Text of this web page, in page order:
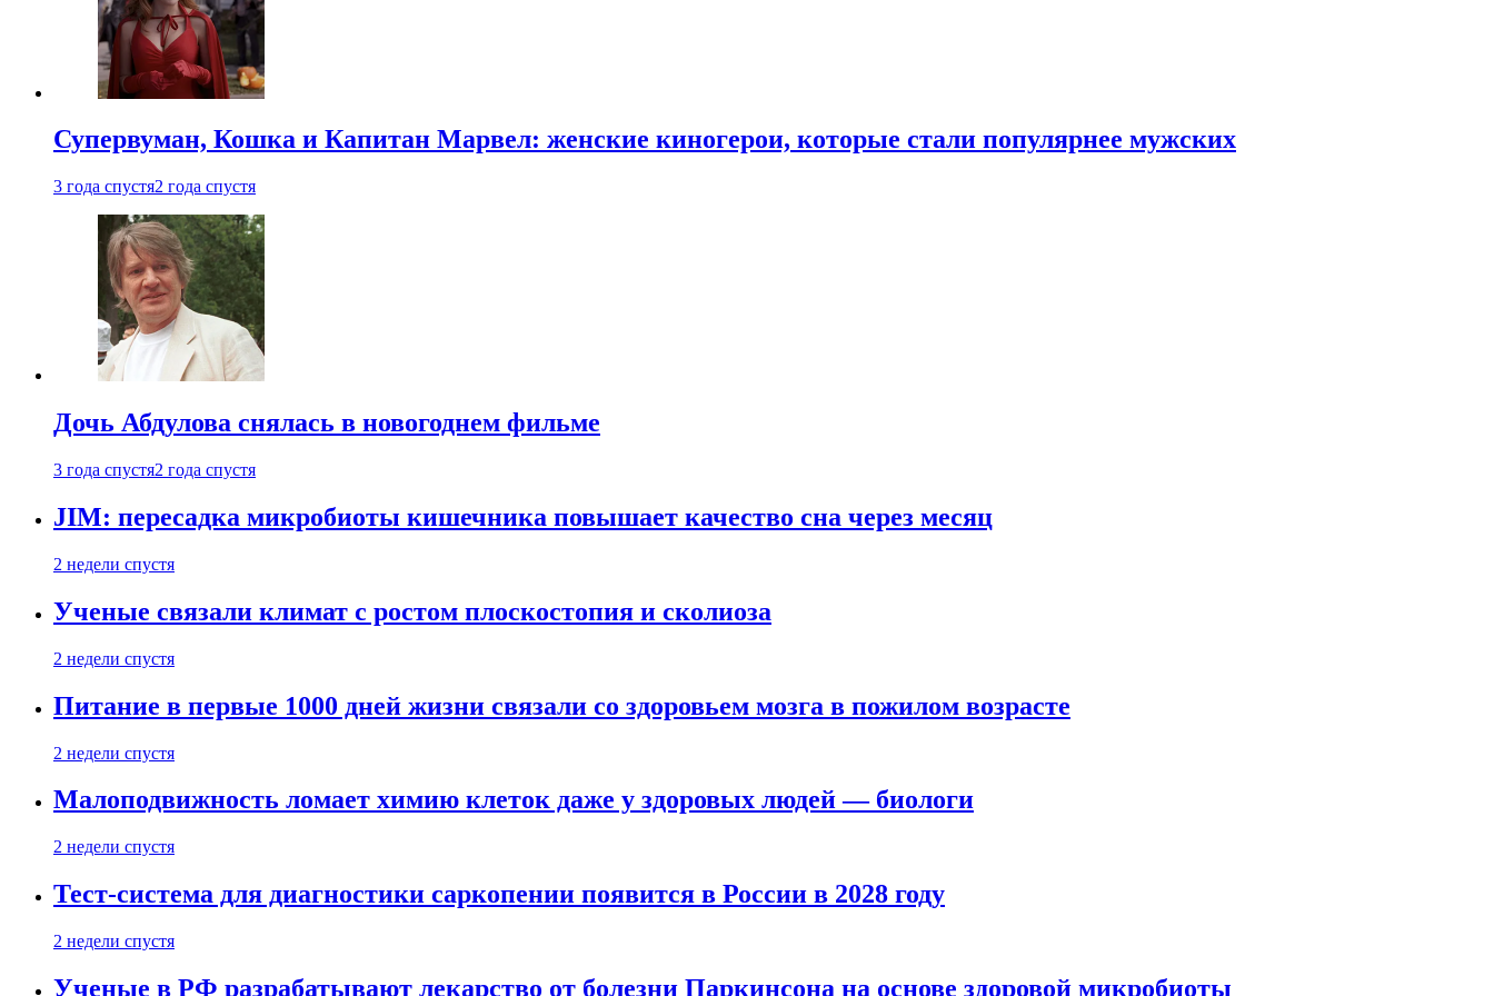
Супервуман, Кошка и Капитан Марвел: женские киногерои, которые стали популярнее мужских
3 года спустя2 года спустя
Дочь Абдулова снялась в новогоднем фильме
3 года спустя2 года спустя
JIM: пересадка микробиоты кишечника повышает качество сна через месяц
2 недели спустя
Ученые связали климат с ростом плоскостопия и сколиоза
2 недели спустя
Питание в первые 1000 дней жизни связали со здоровьем мозга в пожилом возрасте
2 недели спустя
Малоподвижность ломает химию клеток даже у здоровых людей — биологи
2 недели спустя
Тест-система для диагностики саркопении появится в России в 2028 году
2 недели спустя
Ученые в РФ разрабатывают лекарство от болезни Паркинсона на основе здоровой микробиоты